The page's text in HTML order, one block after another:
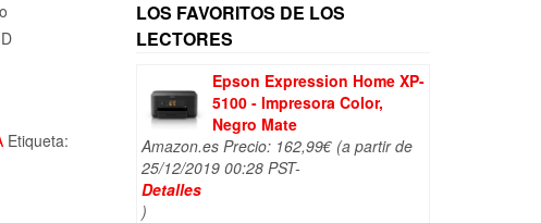
Etiqueta:
LOS FAVORITOS DE LOS
LECTORES
Epson Expression Home XP-
5100 - Impresora Color,
Negro Mate
Amazon.es Precio: 162,99€ (a partir de
25/12/2019 00:28 PST-
Detalles
)